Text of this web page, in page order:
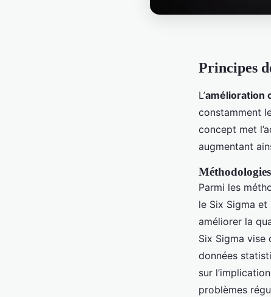
Principes
L’amélioration
constamment
concept met
augmentant
Parmi les
le Six Sigma et
améliorer la
Six Sigma vise
données
sur
problèmes